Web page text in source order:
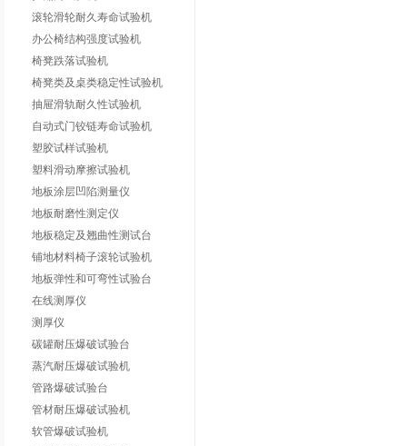
滚轮滑轮耐久寿命试验机
办公椅结构强度试验机
椅凳跌落试验机
椅凳类及桌类稳定性试验机
抽屉滑轨耐久性试验机
自动式门铰链寿命试验机
塑胶试样试验机
塑料滑动摩擦试验机
地板涂层凹陷测量仪
地板耐磨性测定仪
地板稳定及翘曲性测试台
铺地材料椅子滚轮试验机
地板弹性和可弯性试验台
在线测厚仪
测厚仪
碳罐耐压爆破试验台
蒸汽耐压爆破试验机
管路爆破试验台
管材耐压爆破试验机
软管爆破试验机